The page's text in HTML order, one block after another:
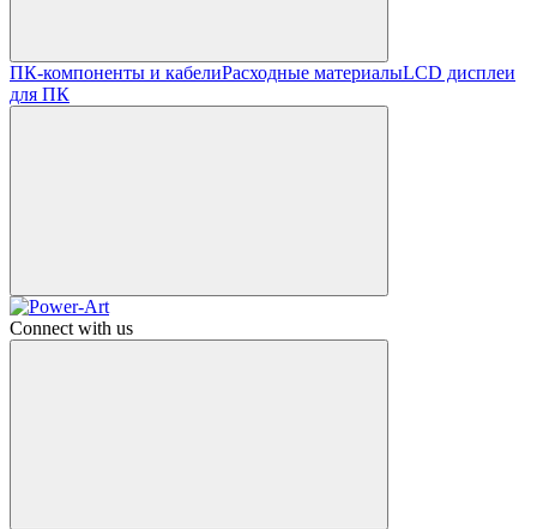
ПК-компоненты и кабелиРасходные материалыLCD дисплеи
для ПК
Connect with us